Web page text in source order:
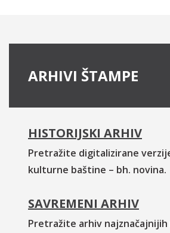
ARHIVI ŠTAMPE
HISTORIJSKI ARHIV
Pretražite digitalizirane
kulturne baštine – bh. novina.
SAVREMENI ARHIV
Pretražite arhiv najznačajnijih